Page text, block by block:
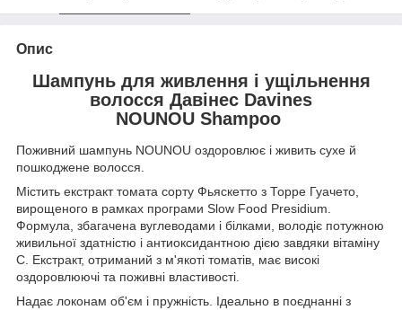
Опис
Шампунь для живлення і ущільнення
волосся Давінес Davines
NOUNOU Shampoo
Поживний шампунь NOUNOU оздоровлює і живить сухе й
пошкоджене волосся.
Містить екстракт томата сорту Фьяскетто з Торре Гуачето,
вирощеного в рамках програми Slow Food Presidium.
Формула, збагачена вуглеводами і білками, володіє потужною
живильної здатністю і антиоксидантною дією завдяки вітаміну
С. Екстракт, отриманий з м'якоті томатів, має високі
оздоровлюючі та поживні властивості.
Надає локонам об'єм і пружність. Ідеально в поєднанні з